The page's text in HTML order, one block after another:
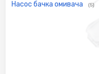
Насос бачка омивача (5)